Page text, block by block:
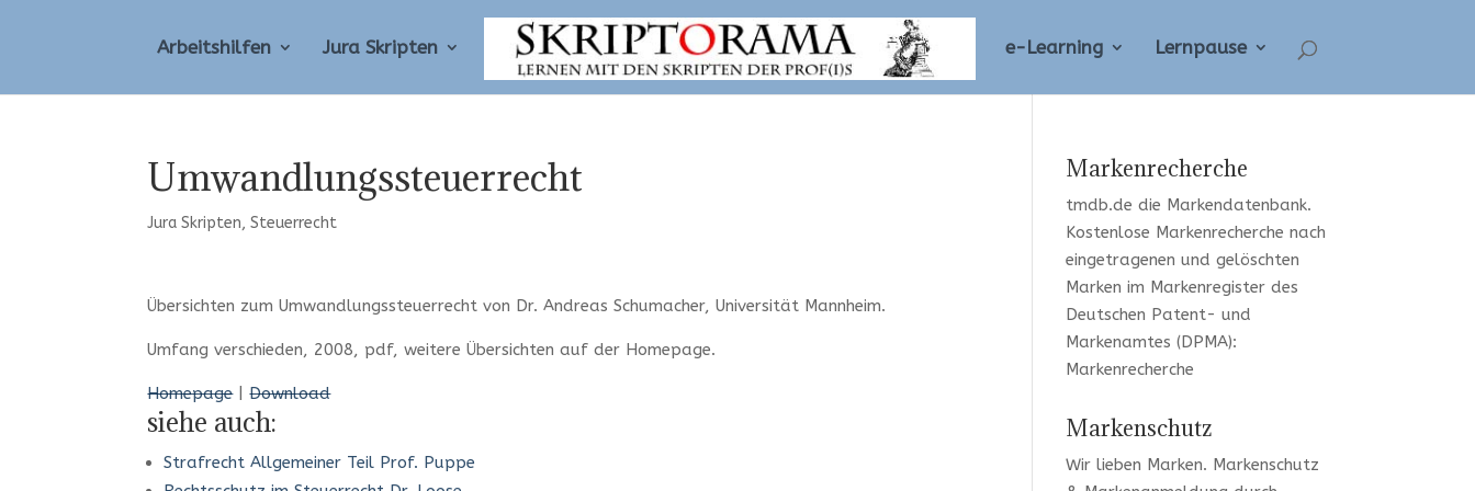
Arbeitshilfen Jura Skripten e-Learning Lernpause
Umwandlungssteuerrecht
Jura Skripten,Steuerrecht
Übersichten zum Umwandlungssteuerrecht von Dr. Andreas Schumacher, Universität Mannheim.
Umfang verschieden, 2008, pdf, weitere Übersichten auf der Homepage.
Homepage|Download
siehe auch:
Strafrecht Allgemeiner Teil Prof. Puppe
Markenrecherche
tmdb.de die Markendatenbank.
Kostenlose Markenrecherche nach
eingetragenen und gelöschten
Marken im Markenregister des
Deutschen Patent- und
Markenamtes (DPMA):
Markenrecherche
Markenschutz
Wir lieben Marken. Markenschutz